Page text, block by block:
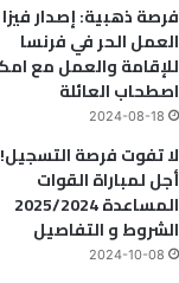
فرصة ذهبية: إصدار فيزا
العمل الحر في فرنسا
للإقامة والعمل مع
اصطحاب العائلة
2024-08-18
لا تفوت فرصة التسجيل!
أجل لمباراة القوات
المساعدة 2025/2024
الشروط و التفاصيل
2024-10-08